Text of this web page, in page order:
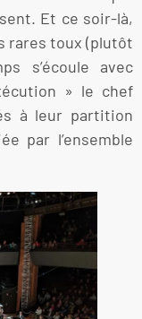
Et ce soir-là,
rares toux (plutôt
s’écoule avec
» le chef
à leur partition
par l’ensemble